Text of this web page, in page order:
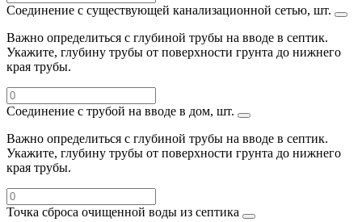
Соединение с существующей канализационной сетью, шт.
Важно определиться с глубиной трубы на вводе в септик.
Укажите, глубину трубы от поверхности грунта до нижнего
края трубы.
Соединение с трубой на вводе в дом, шт.
Важно определиться с глубиной трубы на вводе в септик.
Укажите, глубину трубы от поверхности грунта до нижнего
края трубы.
Точка сброса очищенной воды из септика